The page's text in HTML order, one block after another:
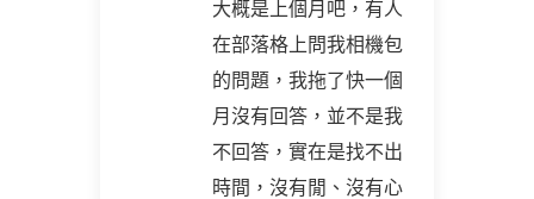
大概是上個月吧，有人
在部落格上問我相機包
的問題，我拖了快一個
月沒有回答，並不是我
不回答，實在是找不出
時間，沒有閒、沒有心